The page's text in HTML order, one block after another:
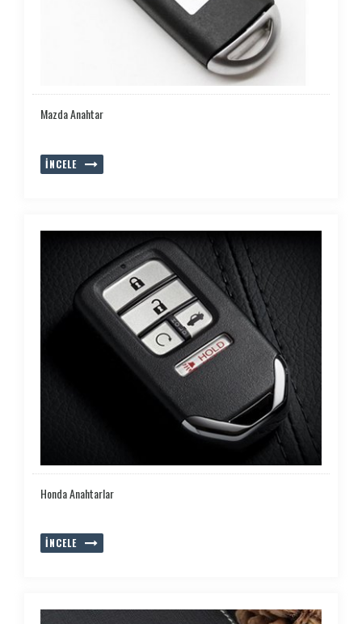
Mazda Anahtar
İNCELE
Honda Anahtarlar
İNCELE